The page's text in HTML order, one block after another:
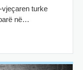
vjeçaren turke
në…